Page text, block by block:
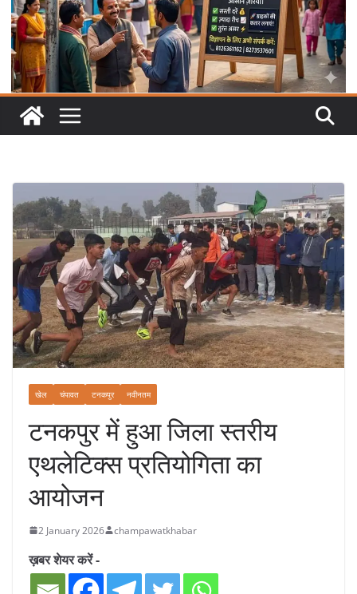
खेल चंपावत टनकपुर नवीनतम
टनकपुर में हुआ जिला स्तरीय
एथलेटिक्स प्रतियोगिता का
आयोजन
2 January 2026 champawatkhabar
ख़बर शेयर करें -